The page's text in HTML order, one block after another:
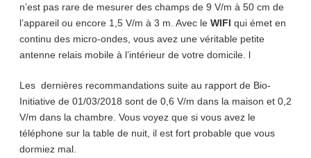
n’est pas rare de mesurer des champs de 9 V/m à 50 cm de
l’appareil ou encore 1,5 V/m à 3 m. Avec le WIFI qui émet en
continu des micro-ondes, vous avez une véritable petite
antenne relais mobile à l’intérieur de votre domicile. l
Les dernières recommandations suite au rapport de Bio-
Initiative de 01/03/2018 sont de 0,6 V/m dans la maison et 0,2
V/m dans la chambre. Vous voyez que si vous avez le
téléphone sur la table de nuit, il est fort probable que vous
dormiez mal.